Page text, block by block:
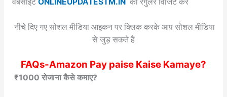
नीचे दिए गए सोशल मीडिया आइकन पर क्लिक करके आप सोशल मीडिया
से जुड़ सकते हैं
FAQs-Amazon Pay paise Kaise Kamaye?
₹1000 रोजाना कैसे कमाए?